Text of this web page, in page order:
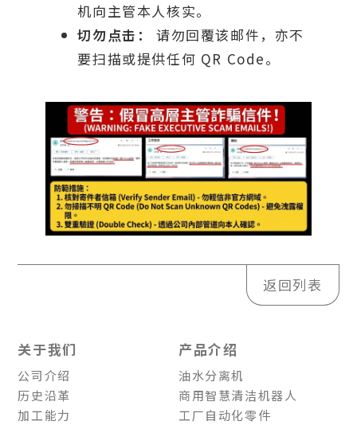
机向主管本人核实。
切勿点击：
请勿回覆该邮件，亦不
要扫描或提供任何 QR Code。
返回列表
关于我们
公司介绍
历史沿革
加工能力
产品介绍
油水分离机
商用智慧清洁机器人
工厂自动化零件